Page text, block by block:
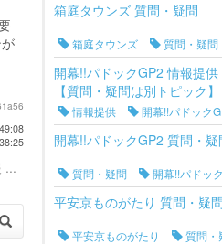
...
箱庭タウンズ 質問・疑問
箱庭タウンズ
質問・疑問
開幕!!パドックGP2 情報提供
【質問・疑問は別トピック】
情報提供
開幕!!パドック
開幕!!パドックGP2 質問・疑
質問・疑問
開幕!!パドッ
平安京ものがたり 質問・疑問
平安京ものがたり
質問・